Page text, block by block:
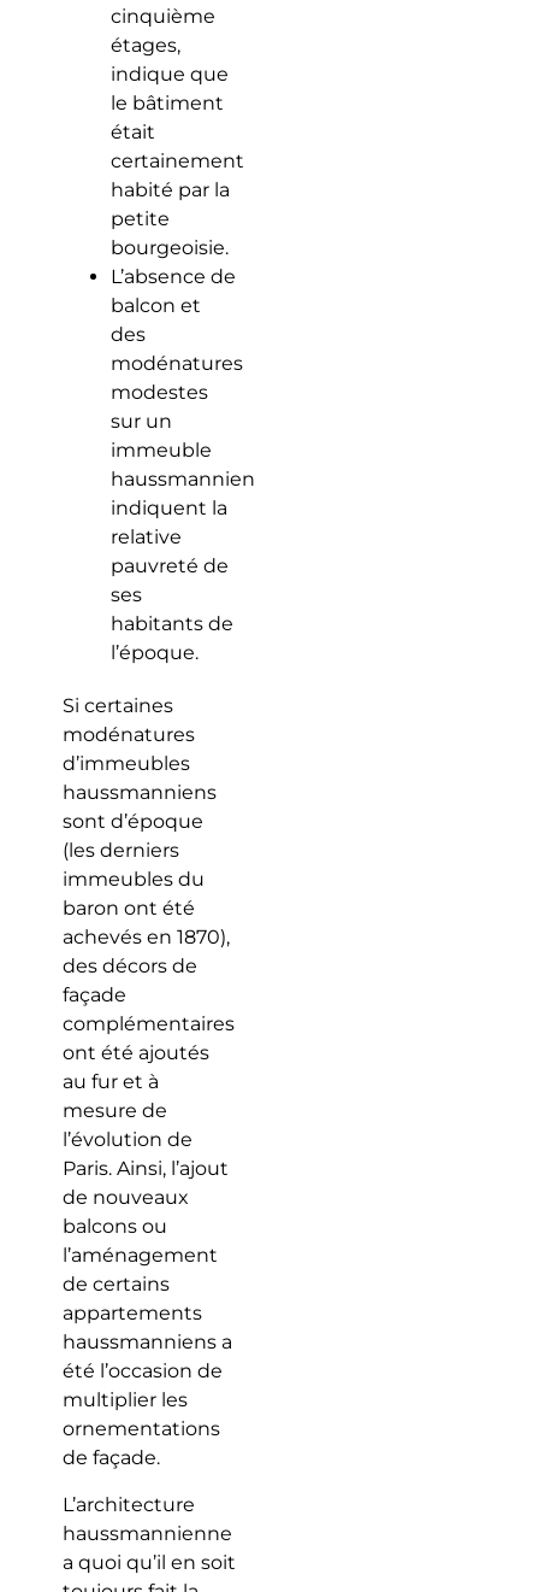
cinquième
étages,
indique que
le bâtiment
était
certainement
habité par la
petite
bourgeoisie.
L’absence de
balcon et
des
modénatures
modestes
sur un
immeuble
haussmannien
indiquent la
relative
pauvreté de
ses
habitants de
l’époque.
Si certaines
modénatures
d’immeubles
haussmanniens
sont d’époque
(les derniers
immeubles du
baron ont été
achevés en 1870),
des décors de
façade
complémentaires
ont été ajoutés
au fur et à
mesure de
l’évolution de
Paris. Ainsi, l’ajout
de nouveaux
balcons ou
l’aménagement
de certains
appartements
haussmanniens a
été l’occasion de
multiplier les
ornementations
de façade.
L’architecture
haussmannienne
a quoi qu’il en soit